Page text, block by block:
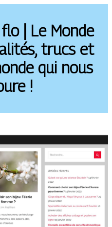
| Le Monde
trucs et
qui nous
!